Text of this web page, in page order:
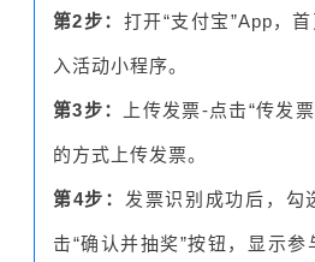
第2步： 打开“支付宝”App，
入活动小程序。
第3步： 上传发票-点击“传发
的方式上传发票。
第4步： 发票识别成功后，勾
击“确认并抽奖”按钮，显示